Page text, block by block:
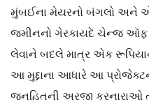
મુંબઈના મેયરનો બંગલો અને એ
જમીનનો ગેરકાયદે ચેન્જ ઑફ
લેવાને બદલે માત્ર એક
આ મુદ્દાના આધારે આ
જનહિતની અરજી કરનારાઓ